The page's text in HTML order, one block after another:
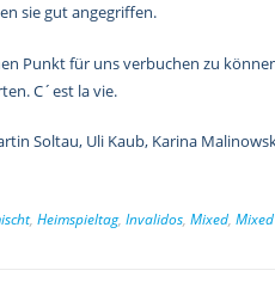
sie gut angegriffen.
Punkt für uns verbuchen zu
C´est la vie.
Soltau, Uli Kaub, Karina
, Heimspieltag, Invalidos, Mixed,